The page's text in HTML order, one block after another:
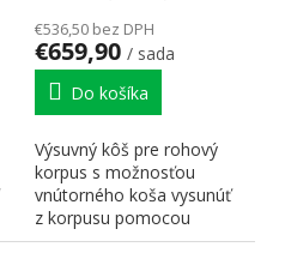
€536,50 bez DPH
€659,90 / sada
Do košíka
Výsuvný kôš pre rohový
korpus s možnosťou
vnútorného koša vysunúť
z korpusu pomocou
guličkových celovýsuvov.